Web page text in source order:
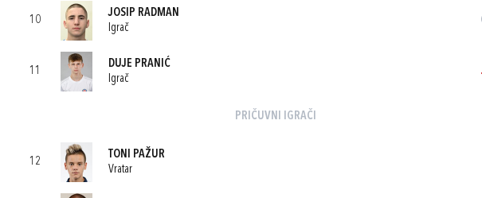
10
JOSIP RADMAN
Igrač
11
DUJE PRANIĆ
Igrač
PRIČUVNI IGRAČI
12
TONI PAŽUR
Vratar